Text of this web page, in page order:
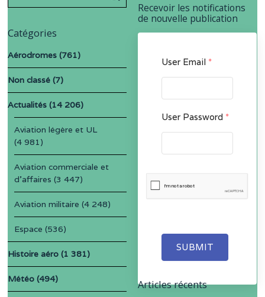
Recevoir les notifications
de nouvelle publication
User Email *
User Password *
SUBMIT
Catégories
Aérodromes (761)
Non classé (7)
Actualités (14 206)
Aviation légère et UL
(4 981)
Aviation commerciale et
d'affaires (3 447)
Aviation militaire (4 248)
Espace (536)
Histoire aéro (1 381)
Météo (494) Articles récents